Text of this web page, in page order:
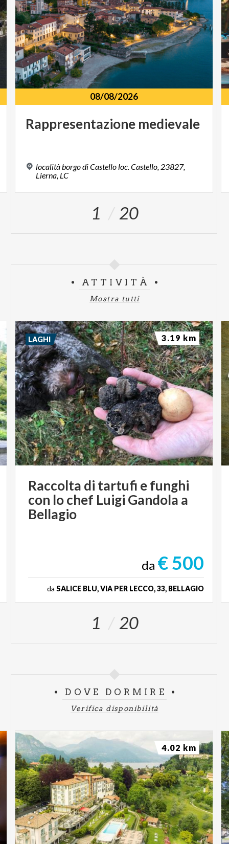
08/08/2026
Rappresentazione medievale
località borgo di Castello loc. Castello, 23827,
Lierna, LC
1 20
ATTIVITÀ
Mostra tutti
Raccolta di tartufi e funghi
con lo chef Luigi Gandola a
Bellagio
da € 500
da SALICE BLU, VIA PER LECCO, 33, BELLAGIO
LAGHI 3.19 km
1 20
DOVE DORMIRE
Verifica disponibilità
4.02 km